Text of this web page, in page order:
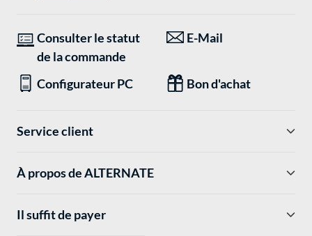
Consulter le statut
de la commande
E-Mail
Configurateur PC Bon d'achat
Service client
À propos de ALTERNATE
Il suffit de payer